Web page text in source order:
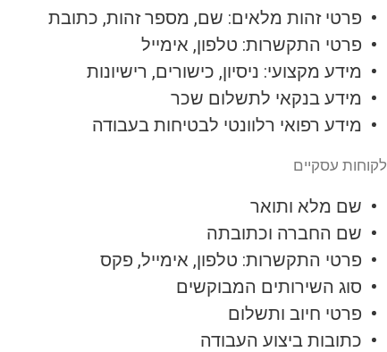
פרטי זהות מלאים: שם, מספר זהות, כתובת
פרטי התקשרות: טלפון, אימייל
מידע מקצועי: ניסיון, כישורים, רישיונות
מידע בנקאי לתשלום שכר
מידע רפואי רלוונטי לבטיחות בעבודה
לקוחות עסקיים
שם מלא ותואר
שם החברה וכתובתה
פרטי התקשרות: טלפון, אימייל, פקס
סוג השירותים המבוקשים
פרטי חיוב ותשלום
כתובות ביצוע העבודה